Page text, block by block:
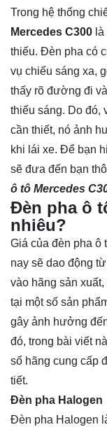
Trong hệ thống
Mercedes C300
thiếu. Đèn pha có
vụ chiếu sáng xa,
thấy rõ đường đi
thiếu sáng. Do đó,
cần thiết, nó ảnh
khi lái xe. Để bạn
sẽ đưa đến bạn
ô tô Mercedes
Đèn pha ô
nhiêu?
Giá của đèn pha ô
nay sẽ dao động
vào hãng sản
tại một số sản
gây ảnh hưởng
đó, trong bài viết
số hãng cung cấp
tiết.
Đèn pha Halogen
Đèn pha Halogen